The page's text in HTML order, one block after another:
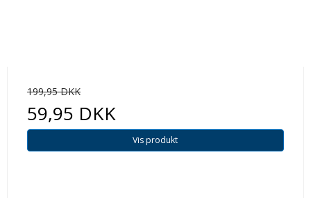
199,95 DKK
59,95 DKK
Vis produkt